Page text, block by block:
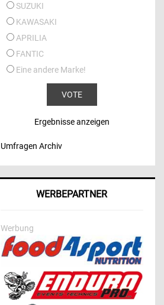
SUZUKI
KAWASAKI
APRILIA
FANTIC
Eine andere Marke!
Ergebnisse anzeigen
Umfragen Archiv
WERBEPARTNER
Werbung